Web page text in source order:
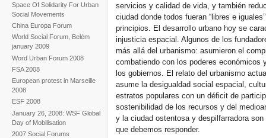
Space Of Solidarity For Urban
Social Movements
China Europa Forum
World Social Forum, Belém
january 2009
Word Urban Forum 2008
FSA 2008
European protest in Marseille
2008
ESF 2008
January 26, 2008: WSF Global
Day of Mobilisation
2007 Social Forums
servicios y calidad de vida, y también
ciudad donde todos fueran “libres e
principios. El desarrollo urbano hoy se
injusticia espacial. Algunos de los
más allá del urbanismo: asumieron el
combatiendo con los poderes económicos
los gobiernos. El relato del urbanismo
asume la desigualdad social espacial,
estratos populares con un déficit de
sostenibilidad de los recursos y del
y la ciudad ostentosa y despilfarradora
que debemos responder.